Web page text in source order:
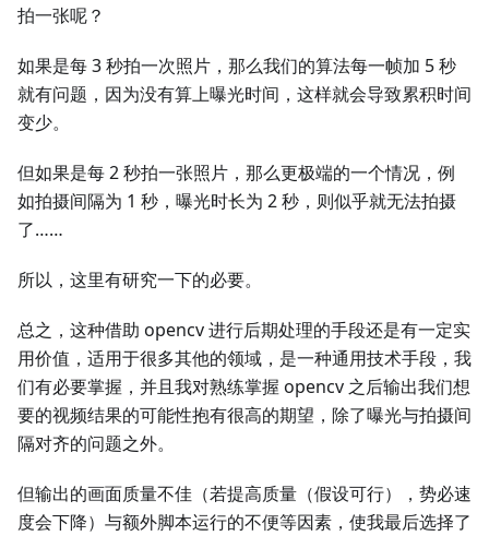
拍一张呢？
如果是每 3 秒拍一次照片，那么我们的算法每一帧加 5 秒
就有问题，因为没有算上曝光时间，这样就会导致累积时间
变少。
但如果是每 2 秒拍一张照片，那么更极端的一个情况，例
如拍摄间隔为 1 秒，曝光时长为 2 秒，则似乎就无法拍摄
了……
所以，这里有研究一下的必要。
总之，这种借助 opencv 进行后期处理的手段还是有一定实
用价值，适用于很多其他的领域，是一种通用技术手段，我
们有必要掌握，并且我对熟练掌握 opencv 之后输出我们想
要的视频结果的可能性抱有很高的期望，除了曝光与拍摄间
隔对齐的问题之外。
但输出的画面质量不佳（若提高质量（假设可行），势必速
度会下降）与额外脚本运行的不便等因素，使我最后选择了